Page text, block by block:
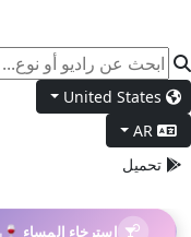
United States
تحميل
استرخاء المساء 🍷